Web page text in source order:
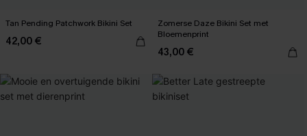
Tan Pending Patchwork Bikini Set
42,00 €
Zomerse Daze Bikini Set met
Bloemenprint
43,00 €